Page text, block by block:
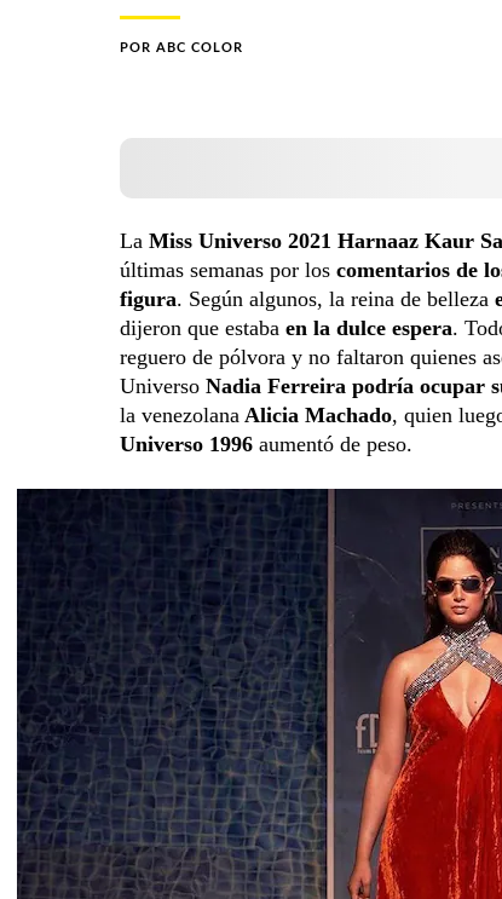
POR ABC COLOR
La Miss Universo 2021 Harnaaz Kaur
últimas semanas por los comentarios de
figura. Según algunos, la reina de belleza
dijeron que estaba en la dulce espera.
reguero de pólvora y no faltaron quienes
Universo Nadia Ferreira podría ocupar
la venezolana Alicia Machado, quien
Universo 1996 aumentó de peso.